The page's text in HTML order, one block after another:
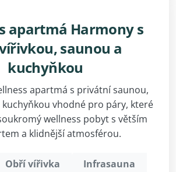
apartmá Harmony s
saunou a
kuchyňkou
apartmá s privátní saunou,
vhodné pro páry, které
wellness pobyt s větším
a klidnější atmosférou.
Obří vířivka
Infrasauna